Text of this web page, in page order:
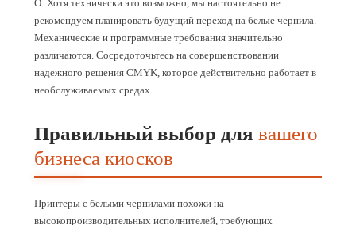
О: Хотя технически это возможно, мы настоятельно не
рекомендуем планировать будущий переход на белые чернила.
Механические и программные требования значительно
различаются. Сосредоточьтесь на совершенствовании
надежного решения CMYK, которое действительно работает в
необслуживаемых средах.
Правильный выбор для вашего
бизнеса киосков
Принтеры с белыми чернилами похожи на
высокопроизводительных исполнителей, требующих